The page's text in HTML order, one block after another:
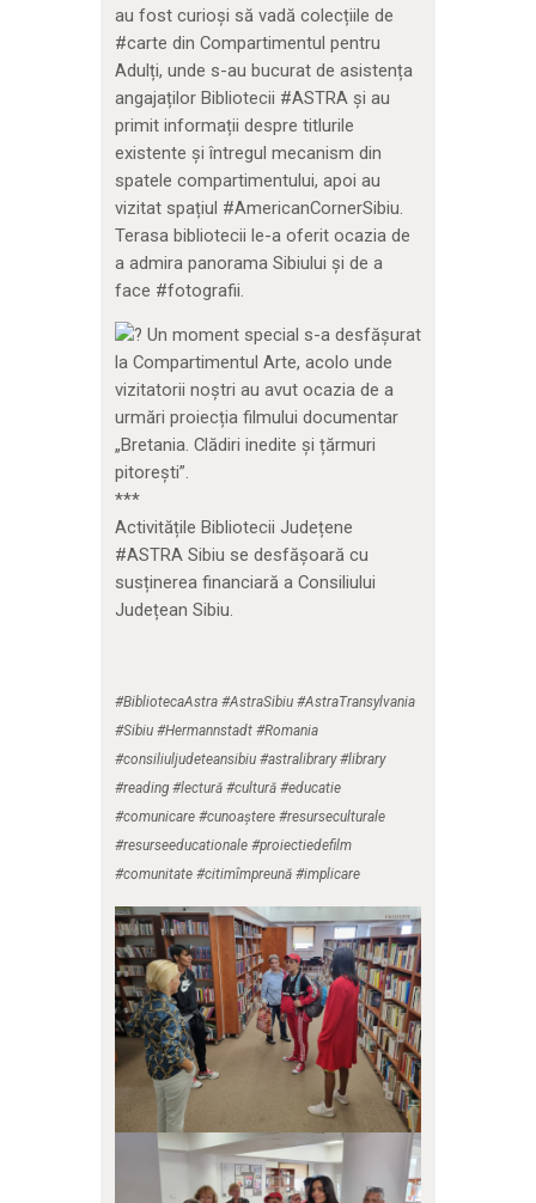
au fost curioși să vadă colecțiile de
#carte din Compartimentul pentru
Adulți, unde s-au bucurat de asistența
angajaților Bibliotecii #ASTRA și au
primit informații despre titlurile
existente și întregul mecanism din
spatele compartimentului, apoi au
vizitat spațiul #AmericanCornerSibiu.
Terasa bibliotecii le-a oferit ocazia de
a admira panorama Sibiului și de a
face #fotografii.
Un moment special s-a desfășurat
la Compartimentul Arte, acolo unde
vizitatorii noștri au avut ocazia de a
urmări proiecția filmului documentar
„Bretania. Clădiri inedite și țărmuri
pitorești”.
***
Activitățile Bibliotecii Județene
#ASTRA Sibiu se desfășoară cu
susținerea financiară a Consiliului
Județean Sibiu.
#BibliotecaAstra #AstraSibiu #AstraTransylvania
#Sibiu #Hermannstadt #Romania
#consiliuljudeteansibiu #astralibrary #library
#reading #lectură #cultură #educatie
#comunicare #cunoaștere #resurseculturale
#resurseeducationale #proiectiedefilm
#comunitate #citimîmpreună #implicare